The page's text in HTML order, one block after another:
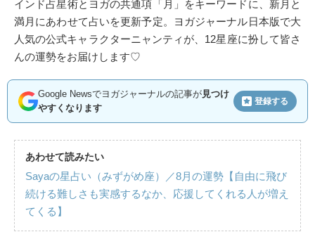
インド占星術とヨガの共通項「月」をキーワードに、新月と
満月にあわせて占いを更新予定。ヨガジャーナル日本版で大
人気の公式キャラクターニャンティが、12星座に扮して皆さ
んの運勢をお届けします♡
Google Newsでヨガジャーナルの記事が見つけ
やすくなります
登録する
あわせて読みたい
Sayaの星占い（みずがめ座）／8月の運勢【自由に飛び
続ける難しさも実感するなか、応援してくれる人が増え
てくる】